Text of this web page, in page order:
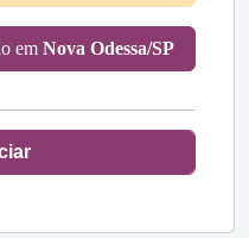
em Nova Odessa/SP